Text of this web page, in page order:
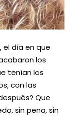
el día en que
los
tenían los
con las
Que
sin pena, sin